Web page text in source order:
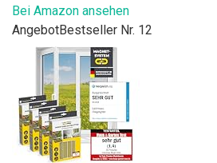
Bei Amazon ansehen
AngebotBestseller Nr. 12